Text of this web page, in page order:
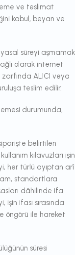
ve teslimat
kabul, beyan ve
yasal süreyi aşmamak
olarak internet
zarfında ALICI veya
teslim edilir.
durumunda,
belirtilen
kılavuzları işin
her türlü ayıptan arî
standartlara
dâhilinde ifa
ifası sırasında
öngörü ile hareket
süresi